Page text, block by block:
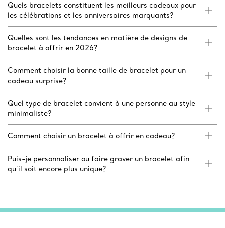
Quels bracelets constituent les meilleurs cadeaux pour
les célébrations et les anniversaires marquants?
Quelles sont les tendances en matière de designs de
bracelet à offrir en 2026?
Comment choisir la bonne taille de bracelet pour un
cadeau surprise?
Quel type de bracelet convient à une personne au style
minimaliste?
Comment choisir un bracelet à offrir en cadeau?
Puis-je personnaliser ou faire graver un bracelet afin
qu’il soit encore plus unique?